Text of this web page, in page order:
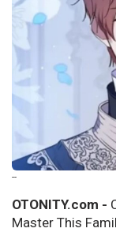
--
OTONITY.com -
Master This